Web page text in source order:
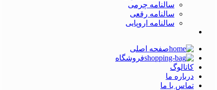
سالنامه چرمی
سالنامه رقعی
سالنامه اروپایی
صفحه اصلی
فروشگاه
کاتالوگ
درباره ما
تماس با ما